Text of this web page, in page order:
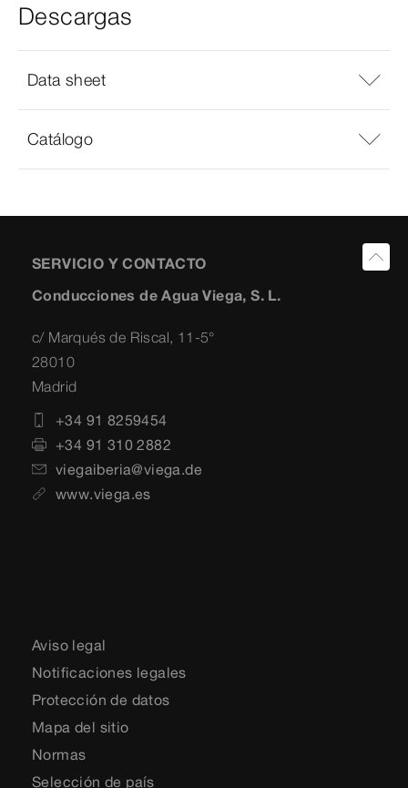
Descargas
Data sheet
Catálogo
SERVICIO Y CONTACTO
Conducciones de Agua Viega, S. L.
c/ Marqués de Riscal, 11-5°
28010
Madrid
+34 91 8259454
+34 91 310 2882
viegaiberia@viega.de
www.viega.es
Aviso legal
Notificaciones legales
Protección de datos
Mapa del sitio
Normas
Selección de país